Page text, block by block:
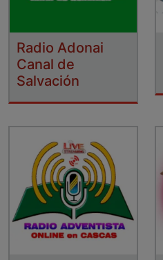
Radio Adonai
Canal de
Salvación